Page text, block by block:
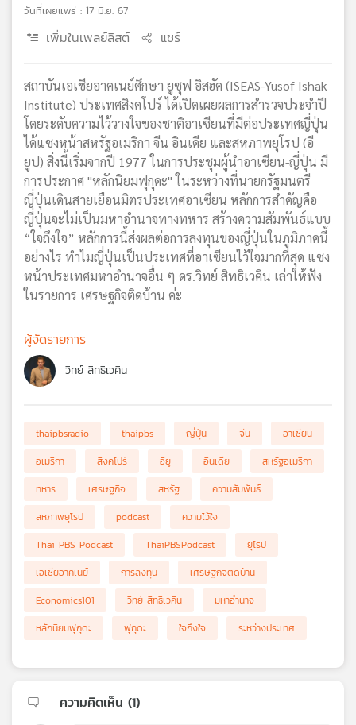
วันที่เผยแพร่ : 17 มิ.ย. 67
เพิ่มในเพลย์ลิสต์ แชร์
สถาบันเอเชียอาคเนย์ศึกษา ยูซุฟ อิสฮัค (ISEAS-Yusof Ishak
Institute) ประเทศสิงคโปร์ ได้เปิดเผยผลการสำรวจประจำปี
โดยระดับความไว้วางใจของชาติอาเซียนที่มีต่อประเทศญี่ปุ่น
ได้แซงหน้าสหรัฐอเมริกา จีน อินเดีย และสหภาพยุโรป (อี
ยูป) สิ่งนี้เริ่มจากปี 1977 ในการประชุมผู้นำอาเซียน-ญี่ปุ่น มี
การประกาศ "หลักนิยมฟุกุดะ" ในระหว่างที่นายกรัฐมนตรี
ญี่ปุ่นเดินสายเยือนมิตรประเทศอาเซียน หลักการสำคัญคือ
ญี่ปุ่นจะไม่เป็นมหาอำนาจทางทหาร สร้างความสัมพันธ์แบบ
“ใจถึงใจ” หลักการนี้ส่งผลต่อการลงทุนของญี่ปุ่นในภูมิภาคนี้
อย่างไร ทำไมญี่ปุ่นเป็นประเทศที่อาเซียนไว้ใจมากที่สุด แซง
หน้าประเทศมหาอำนาจอื่น ๆ ดร.วิทย์ สิทธิเวคิน เล่าให้ฟัง
ในรายการ เศรษฐกิจติดบ้าน ค่ะ
ผู้จัดรายการ
วิทย์ สิทธิเวคิน
thaipbsradio thaipbs ญี่ปุ่น จีน
อาเซียน
อเมริกา
สิงคโปร์ อียู อินเดีย
สหรัฐอเมริกา
ทหาร
เศรษฐกิจ สหรัฐ
ความสัมพันธ์
สหภาพยุโรป
podcast
ความไว้ใจ
Thai PBS Podcast
ThaiPBSPodcast
ยุโรป
เอเชียอาคเนย์
การลงทุน
เศรษฐกิจติดบ้าน
Economics101
วิทย์ สิทธิเวคิน
มหาอำนาจ
หลักนิยมฟุกุดะ
ฟุกุดะ ใจถึงใจ ระหว่างประเทศ
ความคิดเห็น (1)